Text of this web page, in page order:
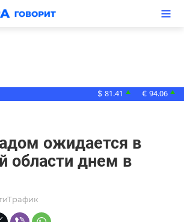
$ 81.41 ▲ € 94.06 ▲
ожидается в
области днем в